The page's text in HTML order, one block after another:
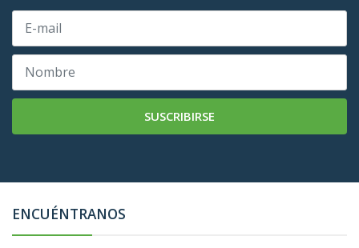
SUSCRIBIRSE
ENCUÉNTRANOS